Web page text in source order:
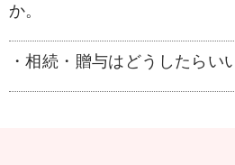
お伺いしてください。お伺
ら、みつわにご相談下さい
たします。海洋散骨、樹木
ってもお墓は異なりますの
ご相談ください。
か。
海洋散骨を行った海域での
・相続・贈与はどうしたらい